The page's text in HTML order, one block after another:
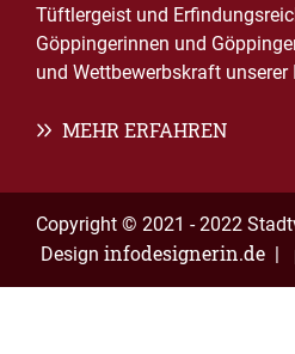
Tüftlergeist und
Göppingerinnen und
und Wettbewerbskraft unserer
MEHR ERFAHREN
Copyright © 2021 - 2022
Design infodesignerin.de |